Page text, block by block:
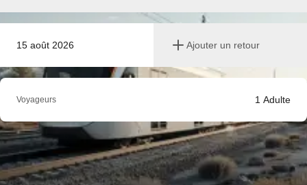
15 août 2026 Ajouter un retour
Voyageurs 1 Adulte